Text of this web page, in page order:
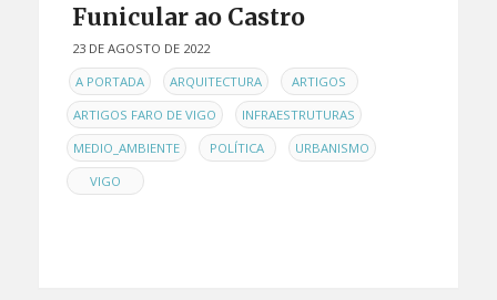
Funicular ao Castro
23 DE AGOSTO DE 2022
ENA PORTADA , ARQUITECTURA , ARTIGOS ,
ARTIGOS FARO DE VIGO , INFRAESTRUTURAS ,
MEDIO_AMBIENTE , POLÍTICA , URBANISMO ,
VIGO